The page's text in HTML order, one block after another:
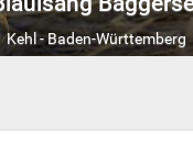
Kehl -Baden-Württemberg